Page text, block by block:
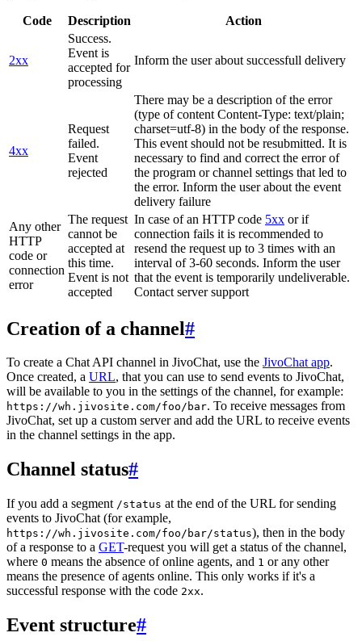
Code Description Action
2xx
Success.
Event is
accepted for
processing
Inform the user about successfull delivery
4xx
Request
failed.
Event
rejected
There may be a description of the error
(type of content Content-Type: text/plain;
charset=utf-8) in the body of the response.
This event should not be resubmitted. It is
necessary to find and correct the error of
the program or channel settings that led to
the error. Inform the user about the event
delivery failure
Any other
HTTP
code or
connection
error
The request
cannot be
accepted at
this time.
Event is not
accepted
In case of an HTTP code 5xx or if
connection fails it is recommended to
resend the request up to 3 times with an
interval of 3-60 seconds. Inform the user
that the event is temporarily undeliverable.
Contact server support
Creation of a channel#
To create a Chat API channel in JivoChat, use the JivoChat app.
Once created, a URL, that you can use to send events to JivoChat,
will be available to you in the settings of the channel, for example:
https://wh.jivosite.com/foo/bar. To receive messages from
JivoChat, set up a custom server and add the URL to receive events
in the channel settings in the app.
Channel status#
If you add a segment /status at the end of the URL for sending
events to JivoChat (for example,
https://wh.jivosite.com/foo/bar/status), then in the body
of a response to a GET-request you will get a status of the channel,
where 0 means the absence of online agents, and 1 or any other
means the presence of agents online. This only works if it's a
successful response with the code 2xx.
Event structure#